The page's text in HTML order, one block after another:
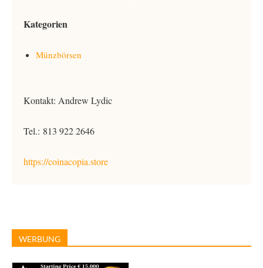
Kategorien
Münzbörsen
Kontakt: Andrew Lydic
Tel.: 813 922 2646
https://coinacopia.store
WERBUNG